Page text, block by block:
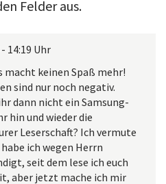
Felder aus.
14:19 Uhr
macht keinen Spaß mehr!
sind nur noch negativ.
dann nicht ein Samsung-
hin und wieder die
Leserschaft? Ich vermute
ich wegen Herrn
seit dem lese ich euch
aber jetzt mache ich mir